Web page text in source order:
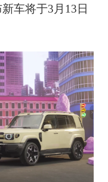
车将于3月13日